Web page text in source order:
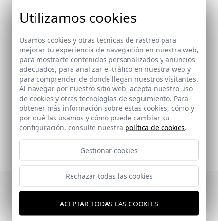
Arquitectos
del Corral del Campo, Francisco J. /Wulff Barreiro, Federico
Enlaces relacionados
Publicaciones en las
Utilizamos cookies
Usamos cookies y otras tecnicas de rastreo para
mejorar tu experiencia de navegación en nuestra web,
para mostrarte contenidos personalizados y anuncios
adecuados, para analizar el tráfico en nuestra web y
para comprender de donde llegan nuestros visitantes.
Al navegar por nuestro sitio web, acepta nuestro uso
de cookies y otras tecnologías de seguimiento. Para
obtener más información sobre estas cookies, cómo y
por qué las usamos y cómo puede cambiar su
configuración, consulte nuestra política de cookies.
Gestionar cookies
Rechazar todas las cookies
ACEPTAR TODAS LAS COOKIES